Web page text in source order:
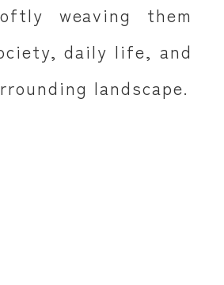
weaving them
daily life, and
landscape.